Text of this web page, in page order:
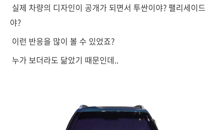
실제 차량의 디자인이 공개가 되면서 투싼이야? 팰리세이드
야?
이런 반응을 많이 볼 수 있었죠?
누가 보더라도 닮았기 때문인데..